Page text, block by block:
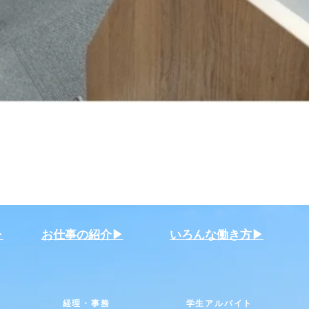
お仕事の紹介▶︎ いろんな働き方▶︎
経理・事務 学生アルバイト